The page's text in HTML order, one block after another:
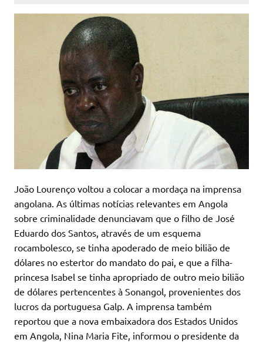
João Lourenço voltou a colocar a mordaça na imprensa
angolana. As últimas notícias relevantes em Angola
sobre criminalidade denunciavam que o filho de José
Eduardo dos Santos, através de um esquema
rocambolesco, se tinha apoderado de meio bilião de
dólares no estertor do mandato do pai, e que a filha-
princesa Isabel se tinha apropriado de outro meio bilião
de dólares pertencentes à Sonangol, provenientes dos
lucros da portuguesa Galp. A imprensa também
reportou que a nova embaixadora dos Estados Unidos
em Angola, Nina Maria Fite, informou o presidente da